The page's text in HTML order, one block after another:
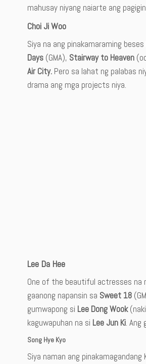
mahusay niyang naiarte ang
Choi Ji Woo
Siya na ang pinakamaraming
Days (GMA), Stairway to Heaven
Air City. Pero sa lahat ng palabas
drama ang mga projects niya.
Lee Da Hee
One of the beautiful actresses na
gaanong napansin sa Sweet 18
gumwapong si Lee Dong Wook
kaguwapuhan na si Lee Jun Ki. Ang
Song Hye Kyo
Siya naman ang